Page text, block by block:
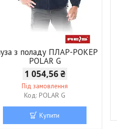
з поладу ПЛАР-РОКЕР
POLAR G
1 054,56 ₴
Під замовлення
POLAR G
Купити